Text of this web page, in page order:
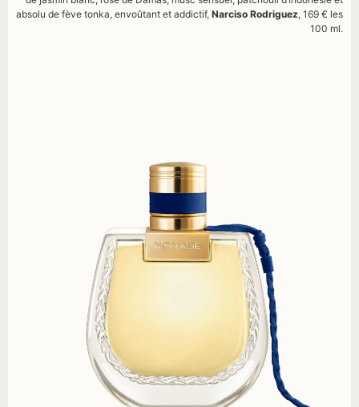
absolu de fève tonka, envoûtant et addictif, Narciso Rodriguez, 169 € les
100 ml.